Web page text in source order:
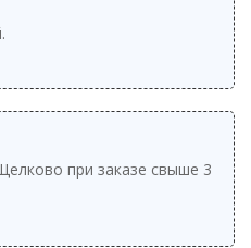
при заказе свыше 3